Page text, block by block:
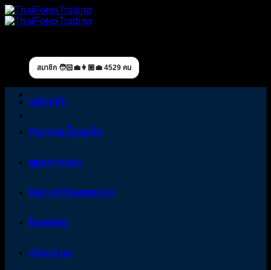
Skip
to
สมาชิก 🧑🏻‍💼👩🏼‍💼 4529 คน
หน้าหลัก
กิจกรรมเว็บบอร์ด
ดูผลการแข่ง
Hall of Champions
Ranking
About us